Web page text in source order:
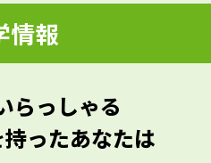
を向けよう」と言わ
。専門分野以外の最
を得ることは、自分
「科学する心」を大
情報
らっしゃる
ったあなたは